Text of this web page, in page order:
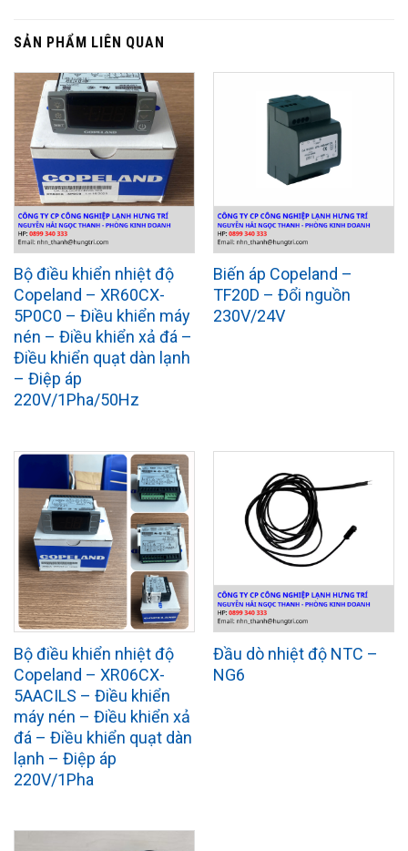
SẢN PHẨM LIÊN QUAN
Bộ điều khiển nhiệt độ
Copeland – XR60CX-
5P0C0 – Điều khiển máy
nén – Điều khiển xả đá –
Điều khiển quạt dàn lạnh
– Điệp áp
220V/1Pha/50Hz
Biến áp Copeland –
TF20D – Đổi nguồn
230V/24V
Bộ điều khiển nhiệt độ
Copeland – XR06CX-
5AACILS – Điều khiển
máy nén – Điều khiển xả
đá – Điều khiển quạt dàn
lạnh – Điệp áp
220V/1Pha
Đầu dò nhiệt độ NTC –
NG6